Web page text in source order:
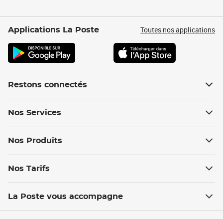
Applications La Poste Toutes nos applications
Restons connectés
Nos Services
Nos Produits
Nos Tarifs
La Poste vous accompagne